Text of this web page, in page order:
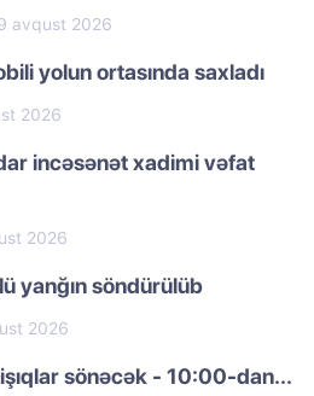
avqust 2026
yolun ortasında saxladı
2026
incəsənət xadimi vəfat
2026
yanğın söndürülüb
2026
işıqlar sönəcək - 10:00-dan...